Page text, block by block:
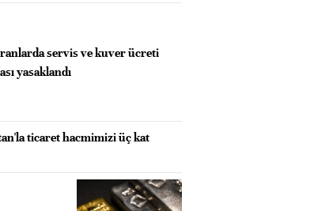
servis ve kuver ücreti
yasaklandı
ticaret hacmimizi üç kat